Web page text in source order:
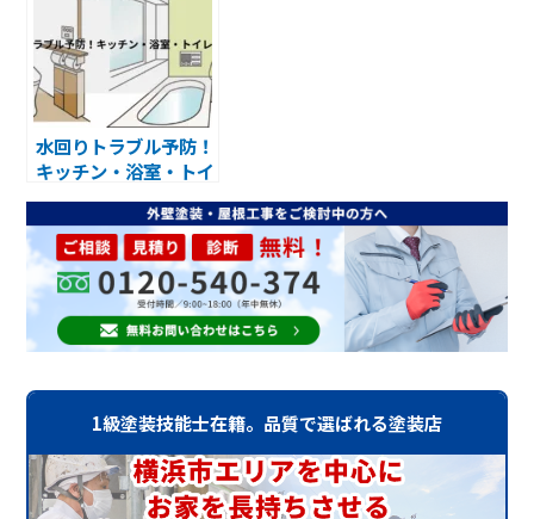
水回りトラブル予防！
キッチン・浴室・トイ
レの点検法
1級塗装技能士在籍。品質で選ばれる塗装店